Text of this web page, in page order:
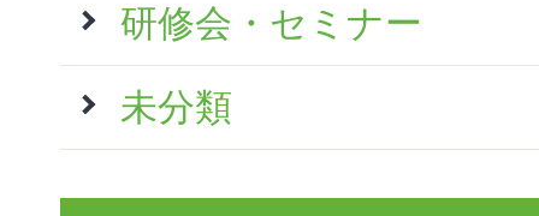
研修会・セミナー
未分類